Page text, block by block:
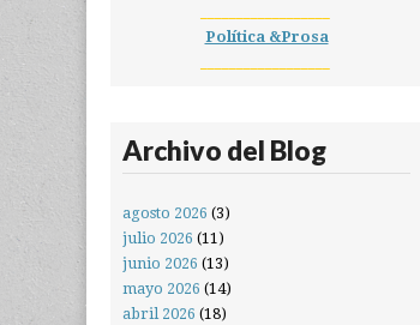
Política &Prosa
Archivo del Blog
agosto 2026 (3)
julio 2026 (11)
junio 2026 (13)
mayo 2026 (14)
abril 2026 (18)